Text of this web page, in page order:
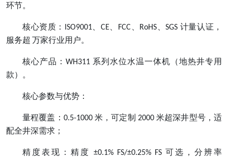
环节。
核心资质： ISO9001 CE、 FCC RoHS 、SGS 计量认证，
服务超 万家行业用户。
核心产品： WH311 系列水位水温一体机（地热井专用
款）。
核心参数与优势：
量程覆盖： 0.5-1000 米，可定制 2000 米超深井型号，适
配全井深需求；
精度表现：精度 ±0.1% FS/±0.25% FS 可选，分辨率